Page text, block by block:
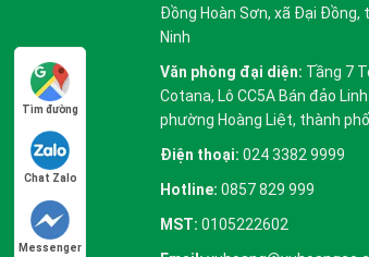
Đồng Hoàn Sơn, xã Đại Đồng,
Ninh
Văn phòng đại diện: Tầng 7
Cotana, Lô CC5A Bán đảo
phường Hoàng Liệt, thành phố
Điện thoại: 024 3382 9999
Hotline: 0857 829 999
MST: 0105222602
Tìm đường
Chat Zalo
Messenger